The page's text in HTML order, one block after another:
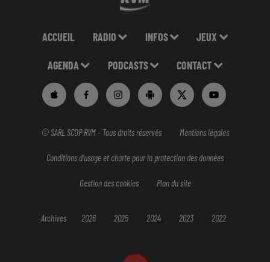
ACCUEIL RADIO INFOS JEUX
AGENDA PODCASTS CONTACT
© SARL SCOP RVM - Tous droits réservés Mentions légales
Conditions d'usage et charte pour la protection des données
Gestion des cookies Plan du site
Archives 2026 2025 2024 2023 2022